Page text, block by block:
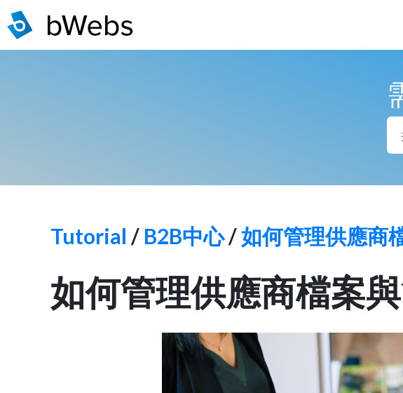
Tutorial / B2B中心/如何管理供應商
如何管理供應商檔案